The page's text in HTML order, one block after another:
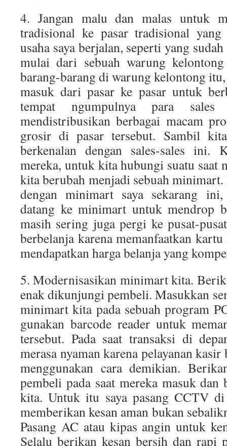
4. Jangan malu dan malas untuk
tradisional ke pasar tradisional
usaha saya berjalan, seperti yang
mulai dari sebuah warung
barang-barang di warung kelontong itu,
masuk dari pasar ke pasar untuk
tempat ngumpulnya para
mendistribusikan berbagai macam
grosir di pasar tersebut. Sambil
berkenalan dengan sales-sales
mereka, untuk kita hubungi suatu saat
kita berubah menjadi sebuah
dengan minimart saya sekarang ini,
datang ke minimart untuk mendrop
masih sering juga pergi ke pusat-
berbelanja karena memanfaatkan
mendapatkan harga belanja yang
5. Modernisasikan minimart kita.
enak dikunjungi pembeli. Masukkan
minimart kita pada sebuah program
gunakan barcode reader untuk
tersebut. Pada saat transaksi di
merasa nyaman karena pelayanan
menggunakan cara demikian.
pembeli pada saat mereka masuk
kita. Untuk itu saya pasang CCTV
memberikan kesan aman bukan
Pasang AC atau kipas angin untuk
Selalu berikan kesan bersih dan rapi